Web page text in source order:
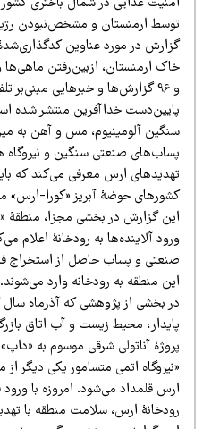
در مورد عناوین کدگذاری‌شدۀ
و 96 گزارش‌ها و خبرهایی مبنی‌بر
خداآفرین منتشر شده است)،
آلومینیوم، مس و آهن به میزان
صنعتی سنگین و نیروگاه
ارس معرفی می‌کند که باید در
حوضۀ آبریز «کورا-ارس» مورد
گزارش در بخشی مجزا، منطقۀ
آلاینده‌ها به رودخانۀ اعلام
و پساب حاصل از استخراج فلزات و
منطقه به رودخانه وارد می‌شوند.
بخشی از پژوهشی که آذرماه سال
محیط زیست و آب اتاق بازرگانی
آناتولی شرقی موسوم به «داپ»
اتمی متسامور یکی دیگر از
قلمداد می‌شود. امروزه با ورود
ارس، سلامت منطقه با تهدید